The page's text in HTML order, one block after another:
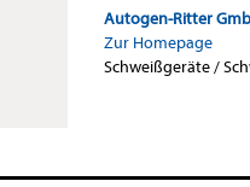
Autogen-Ritter
Zur Homepage
Schweißgeräte /